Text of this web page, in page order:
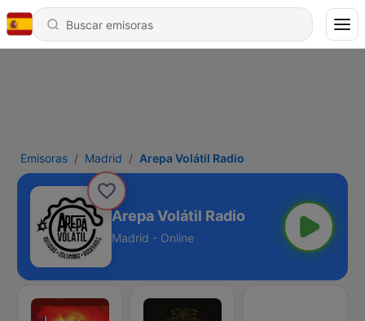
Emisoras Madrid Arepa Volátil Radio
Arepa Volátil Radio
Madrid - Online